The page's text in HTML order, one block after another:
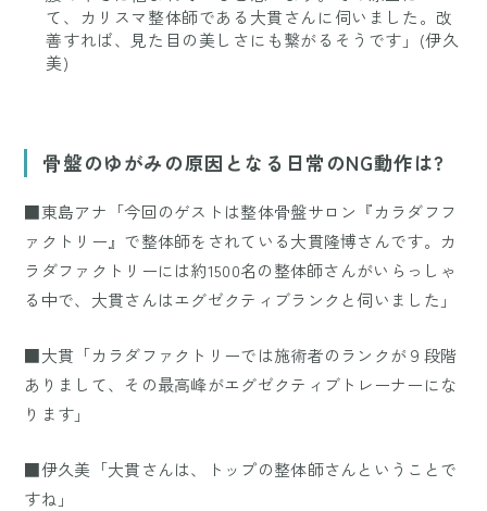
て、カリスマ整体師である大貫さんに伺いました。改
善すれば、見た目の美しさにも繋がるそうです」(伊久
美)
骨盤のゆがみの原因となる日常のNG動作は?
■東島アナ「今回のゲストは整体骨盤サロン『カラダフフ
ァクトリー』で整体師をされている大貫隆博さんです。カ
ラダファクトリーには約1500名の整体師さんがいらっしゃ
る中で、大貫さんはエグゼクティブランクと伺いました」
■大貫「カラダファクトリーでは施術者のランクが９段階
ありまして、その最高峰がエグゼクティブトレーナーにな
ります」
■伊久美「大貫さんは、トップの整体師さんということで
すね」